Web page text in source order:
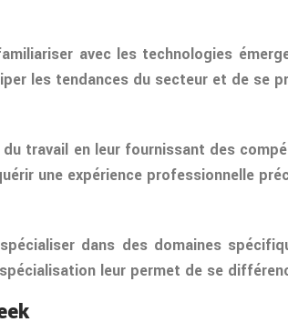
avec les technologies
les tendances du secteur et de se
travail en leur fournissant des
une expérience professionnelle
dans des domaines
leur permet de se